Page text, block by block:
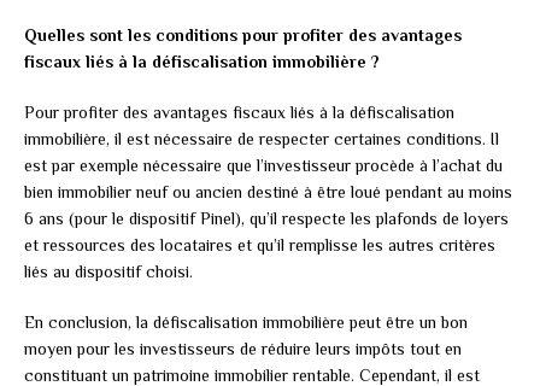
Quelles sont les conditions pour profiter des avantages
fiscaux liés à la défiscalisation immobilière ?
Pour profiter des avantages fiscaux liés à la défiscalisation
immobilière, il est nécessaire de respecter certaines conditions. Il
est par exemple nécessaire que l’investisseur procède à l’achat du
bien immobilier neuf ou ancien destiné à être loué pendant au moins
6 ans (pour le dispositif Pinel), qu’il respecte les plafonds de loyers
et ressources des locataires et qu’il remplisse les autres critères
liés au dispositif choisi.
En conclusion, la défiscalisation immobilière peut être un bon
moyen pour les investisseurs de réduire leurs impôts tout en
constituant un patrimoine immobilier rentable. Cependant, il est